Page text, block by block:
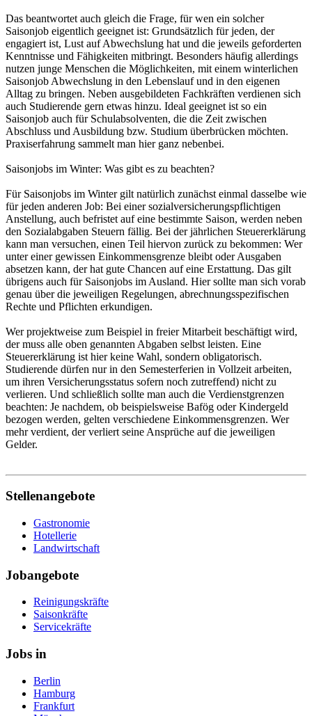
Das beantwortet auch gleich die Frage, für wen ein solcher
Saisonjob eigentlich geeignet ist: Grundsätzlich für jeden, der
engagiert ist, Lust auf Abwechslung hat und die jeweils geforderten
Kenntnisse und Fähigkeiten mitbringt. Besonders häufig allerdings
nutzen junge Menschen die Möglichkeiten, mit einem winterlichen
Saisonjob Abwechslung in den Lebenslauf und in den eigenen
Alltag zu bringen. Neben ausgebildeten Fachkräften verdienen sich
auch Studierende gern etwas hinzu. Ideal geeignet ist so ein
Saisonjob auch für Schulabsolventen, die die Zeit zwischen
Abschluss und Ausbildung bzw. Studium überbrücken möchten.
Praxiserfahrung sammelt man hier ganz nebenbei.
Saisonjobs im Winter: Was gibt es zu beachten?
Für Saisonjobs im Winter gilt natürlich zunächst einmal dasselbe wie
für jeden anderen Job: Bei einer sozialversicherungspflichtigen
Anstellung, auch befristet auf eine bestimmte Saison, werden neben
den Sozialabgaben Steuern fällig. Bei der jährlichen Steuererklärung
kann man versuchen, einen Teil hiervon zurück zu bekommen: Wer
unter einer gewissen Einkommensgrenze bleibt oder Ausgaben
absetzen kann, der hat gute Chancen auf eine Erstattung. Das gilt
übrigens auch für Saisonjobs im Ausland. Hier sollte man sich vorab
genau über die jeweiligen Regelungen, abrechnungsspezifischen
Rechte und Pflichten erkundigen.
Wer projektweise zum Beispiel in freier Mitarbeit beschäftigt wird,
der muss alle oben genannten Abgaben selbst leisten. Eine
Steuererklärung ist hier keine Wahl, sondern obligatorisch.
Studierende dürfen nur in den Semesterferien in Vollzeit arbeiten,
um ihren Versicherungsstatus sofern noch zutreffend) nicht zu
verlieren. Und schließlich sollte man auch die Verdienstgrenzen
beachten: Je nachdem, ob beispielsweise Bafög oder Kindergeld
bezogen werden, gelten verschiedene Einkommensgrenzen. Wer
mehr verdient, der verliert seine Ansprüche auf die jeweiligen
Gelder.
Stellenangebote
Gastronomie
Hotellerie
Landwirtschaft
Jobangebote
Reinigungskräfte
Saisonkräfte
Servicekräfte
Jobs in
Berlin
Hamburg
Frankfurt